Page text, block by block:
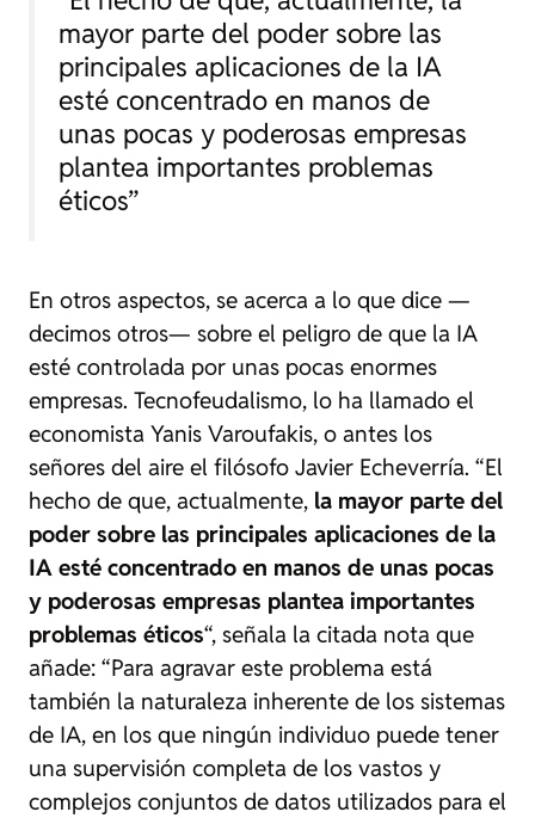
mayor parte del poder sobre las
principales aplicaciones de la IA
esté concentrado en manos de
unas pocas y poderosas empresas
plantea importantes problemas
éticos”
En otros aspectos, se acerca a lo que dice —
decimos otros— sobre el peligro de que la IA
esté controlada por unas pocas enormes
empresas. Tecnofeudalismo, lo ha llamado el
economista Yanis Varoufakis, o antes los
señores del aire el filósofo Javier Echeverría. “El
hecho de que, actualmente, la mayor parte del
poder sobre las principales aplicaciones de la
IA esté concentrado en manos de unas pocas
y poderosas empresas plantea importantes
problemas éticos“, señala la citada nota que
añade: “Para agravar este problema está
también la naturaleza inherente de los sistemas
de IA, en los que ningún individuo puede tener
una supervisión completa de los vastos y
complejos conjuntos de datos utilizados para el